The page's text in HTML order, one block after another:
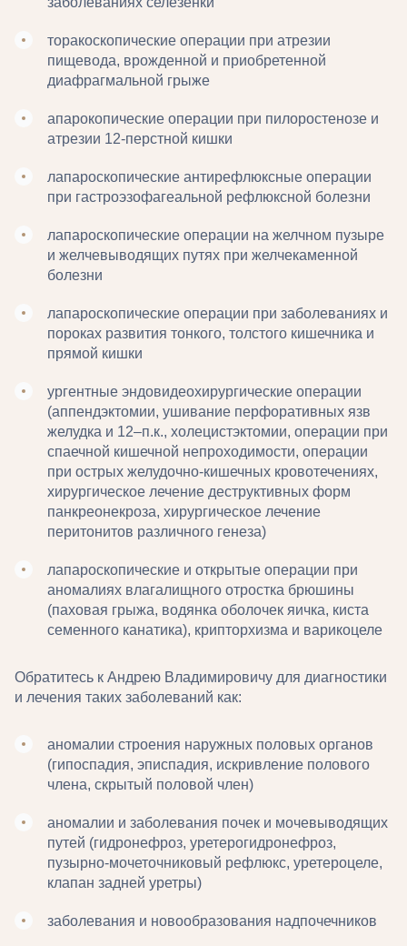
торакоскопические операции при атрезии
пищевода, врожденной и приобретенной
диафрагмальной грыже
апарокопические операции при пилоростенозе и
атрезии 12-перстной кишки
лапароскопические антирефлюксные операции
при гастроэзофагеальной рефлюксной болезни
лапароскопические операции на желчном пузыре
и желчевыводящих путях при желчекаменной
болезни
лапароскопические операции при заболеваниях и
пороках развития тонкого, толстого кишечника и
прямой кишки
ургентные эндовидеохирургические операции
(аппендэктомии, ушивание перфоративных язв
желудка и 12–п.к., холецистэктомии, операции при
спаечной кишечной непроходимости, операции
при острых желудочно-кишечных кровотечениях,
хирургическое лечение деструктивных форм
панкреонекроза, хирургическое лечение
перитонитов различного генеза)
лапароскопические и открытые операции при
аномалиях влагалищного отростка брюшины
(паховая грыжа, водянка оболочек яичка, киста
семенного канатика), крипторхизма и варикоцеле
Обратитесь к Андрею Владимировичу для диагностики
и лечения таких заболеваний как:
аномалии строения наружных половых органов
(гипоспадия, эписпадия, искривление полового
члена, скрытый половой член)
аномалии и заболевания почек и мочевыводящих
путей (гидронефроз, уретерогидронефроз,
пузырно-мочеточниковый рефлюкс, уретероцеле,
клапан задней уретры)
заболевания и новообразования надпочечников